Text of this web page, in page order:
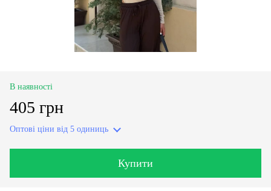
В наявності
405 грн
Оптові ціни від 5 одиниць
Купити